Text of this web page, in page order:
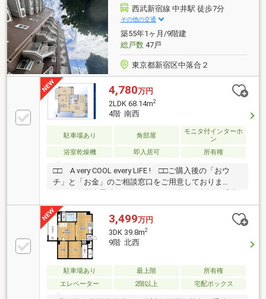
▼設備・浴室乾燥機・宅配ボックス・オートロック▼
周辺環境・東村山市立八坂小学校 徒歩1分(約60m)■ ご
希望の住まい探しをお手伝いします ━━━━━・・・
物件の詳細・ご相談はお気軽にお問い合わせくださ
い。
西武新宿線 中井駅 徒歩7分
その他の交通
築55年1ヶ月/9階建
総戸数47戸
東京都新宿区中落合２
4,780万円
2LDK 68.14m2
4階 南西
駐車場あり 角部屋
モニタ付インターホ
ン
浴室乾燥機
即入居可 所有権
□□ A very COOL every LIFE ! □□ご購入後の「おウ
チ」と「お金」のご相談窓口をご用意しておりま
返済のタイミング、各種保険の見直し・・・etc・おウ
チの設備保証や定期点検、駆け付けサービス・・・etc
まずはお気軽に現地をご覧下さいませ。物件の詳細に
ついて、ご見学希望のお客様は下記番号までお気軽に
ご連絡下さい。お問い合わせ専用フリーダイヤル ：０
１２０－１３５－００４
3,499万円
3DK 39.8m2
9階 北西
駐車場あり 最上階
所有権
エレベーター
2階以上 宅配ボックス